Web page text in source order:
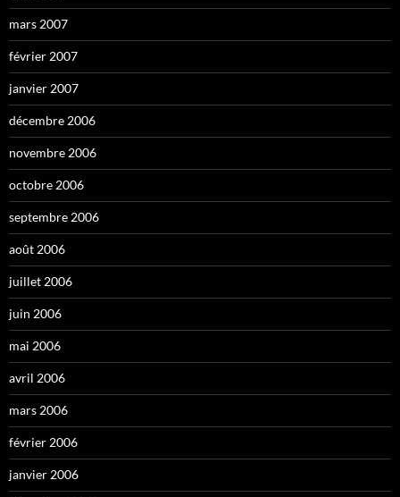
mars 2007
février 2007
janvier 2007
décembre 2006
novembre 2006
octobre 2006
septembre 2006
août 2006
juillet 2006
juin 2006
mai 2006
avril 2006
mars 2006
février 2006
janvier 2006